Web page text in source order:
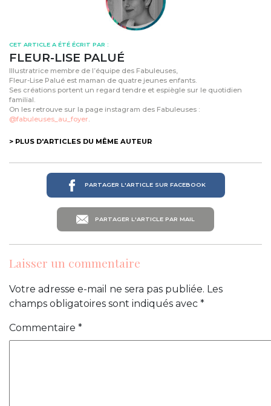
CET ARTICLE A ÉTÉ ÉCRIT PAR :
FLEUR-LISE PALUÉ
Illustratrice membre de l’équipe des Fabuleuses,
Fleur-Lise Palué est maman de quatre jeunes enfants.
Ses créations portent un regard tendre et espiègle sur le quotidien
familial.
On les retrouve sur la page instagram des Fabuleuses :
@fabuleuses_au_foyer.
> PLUS D'ARTICLES DU MÊME AUTEUR
PARTAGER L'ARTICLE SUR FACEBOOK
PARTAGER L'ARTICLE PAR MAIL
Laisser un commentaire
Votre adresse e-mail ne sera pas publiée. Les
champs obligatoires sont indiqués avec *
Commentaire *